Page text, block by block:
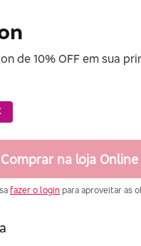
de 10% OFF em sua
Comprar na loja Online
fazer o login para aproveitar as